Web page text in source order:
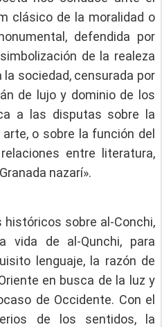
clásico de la moralidad o
defendida por
de la realeza
sociedad, censurada por
de lujo y dominio de los
a las disputas sobre la
o sobre la función del
entre literatura,
nazarí».
sobre al-Conchi,
vida de al-Qunchi, para
lenguaje, la razón de
en busca de la luz y
de Occidente. Con el
de los sentidos, la